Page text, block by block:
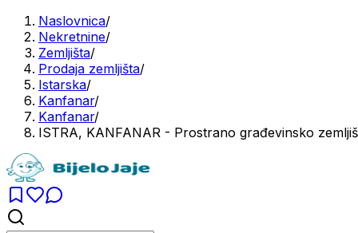
Naslovnica/
Nekretnine/
Zemljišta/
Prodaja zemljišta/
Istarska/
Kanfanar/
Kanfanar/
ISTRA, KANFANAR - Prostrano građevinsko